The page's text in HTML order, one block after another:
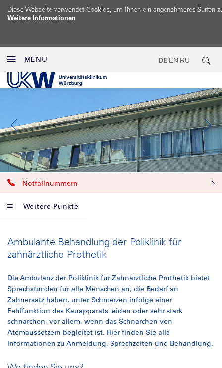
Diese Webseite verwendet Cookies, um Ihnen ein angenehmeres Surfen
Weitere Informationen
MENU DE EN RU
Notfallnummern
Weitere Punkte
Ambulante Behandlung der Poliklinik für
zahnärztliche Prothetik
Die Ambulanz der Poliklinik für Zahnärztliche Prothetik bietet
Sprechstunden für alle Menschen an, die Bedarf an
Zahnersatz haben, unter Schmerzen infolge einer
Fehlfunktion des Kauapparats leiden oder sehr stark
schnarchen, vor allem, wenn das Schnarchen von
Atemaussetzern begleitet ist. Hier finden Sie alle
Informationen zu Anmeldung, Sprechzeiten und Behandlung.